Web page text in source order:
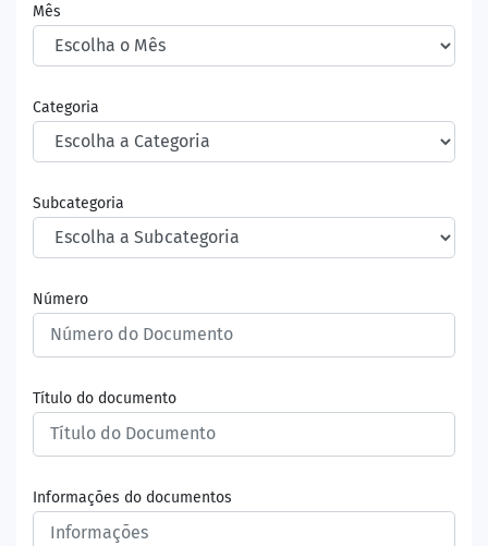
Mês
Categoria
Subcategoria
Número
Título do documento
Informações do documentos